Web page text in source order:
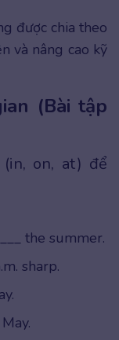
được chia theo
và nâng cao kỹ
(Bài tập
on, at) để
the summer.
sharp.